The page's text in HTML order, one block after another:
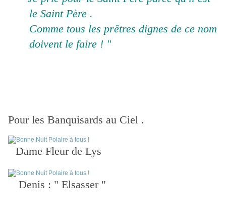
le Saint Père .
Comme tous les prêtres dignes de ce nom
doivent le faire ! "
Pour les Banquisards au Ciel .
Dame Fleur de Lys
Denis : " Elsasser "